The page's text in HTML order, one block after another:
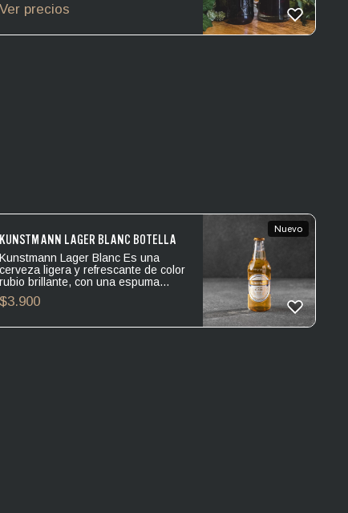
una espuma cremosa, posee notas a
la calidez invernal de los
Ver precios
KUNSTMANN LAGER BLANC BOTELLA
Kunstmann Lager Blanc Es una
cerveza ligera y refrescante de color
rubio brillante, con una espuma
notable de alta carbonatación,
manteniendo una combinación
Con un gesto de sofisticación
$3.900
Nuevo